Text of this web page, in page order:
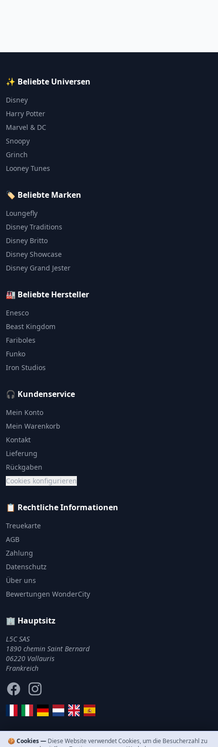
✨ Beliebte Universen
Disney
Harry Potter
Marvel & DC
Snoopy
Grinch
Looney Tunes
🏷️ Beliebte Marken
Loungefly
Disney Traditions
Disney Britto
Disney Showcase
Disney Grand Jester
🏭 Beliebte Hersteller
Enesco
Beast Kingdom
Fariboles
Funko
Iron Studios
🎧 Kundenservice
Mein Konto
Mein Warenkorb
Kontakt
Lieferung
Rückgaben
Cookies konfigurieren
📋 Rechtliche Informationen
Treuekarte
AGB
Zahlung
Datenschutz
Über uns
Bewertungen WonderCity
🏢 Hauptsitz
L5C SAS
1890 chemin Saint Bernard
06220 Vallauris
Frankreich
FacebookInstagram
🍪 Cookies — Diese Website verwendet Cookies, um die Besucherzahl zu